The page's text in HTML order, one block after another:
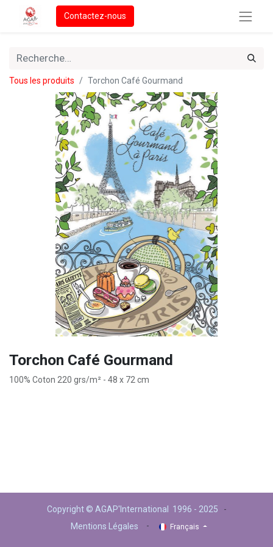
Contactez-nous
Tous les produits Torchon Café Gourmand
Torchon Café Gourmand
100% Coton 220 grs/m² - 48 x 72 cm
Copyright © AGAP'International 1996 - 2025 -
Mentions Légales
- Français